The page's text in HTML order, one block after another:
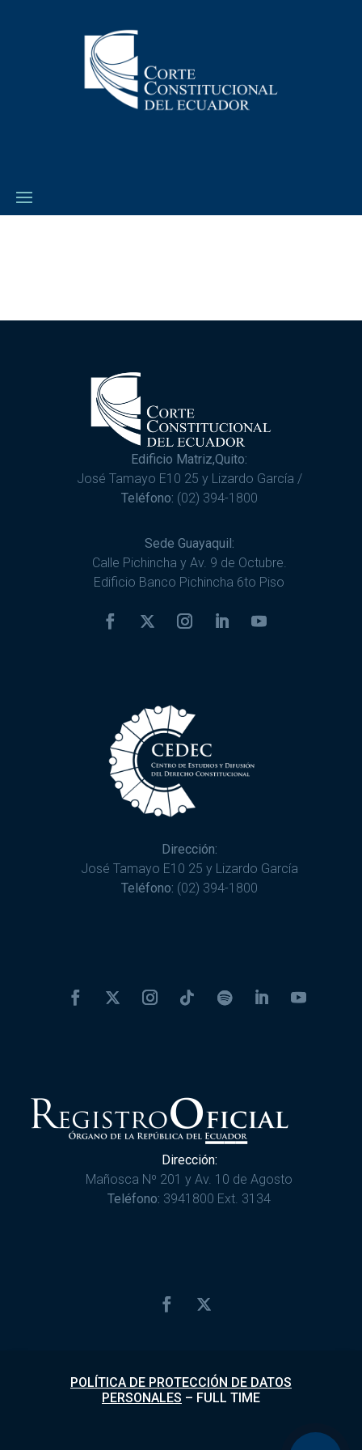
Edificio Matriz,Quito:
José Tamayo E10 25 y Lizardo García /
Teléfono: (02) 394-1800
Sede Guayaquil:
Calle Pichincha y Av. 9 de Octubre.
Edificio Banco Pichincha 6to Piso
Dirección:
José Tamayo E10 25 y Lizardo García
Teléfono: (02) 394-1800
Dirección:
Mañosca Nº 201 y Av. 10 de Agosto
Teléfono: 3941800 Ext. 3134
POLÍTICA DE PROTECCIÓN DE DATOS
PERSONALES – FULL TIME